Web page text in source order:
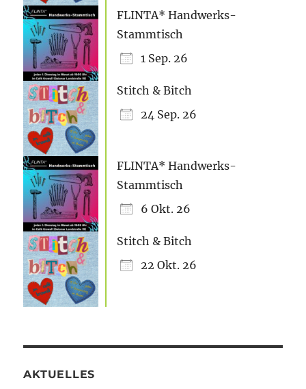
FLINTA* Handwerks-
Stammtisch
1 Sep. 26
Stitch & Bitch
24 Sep. 26
FLINTA* Handwerks-
Stammtisch
6 Okt. 26
Stitch & Bitch
22 Okt. 26
AKTUELLES